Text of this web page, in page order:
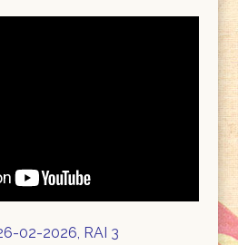
02-2026, RAI 3